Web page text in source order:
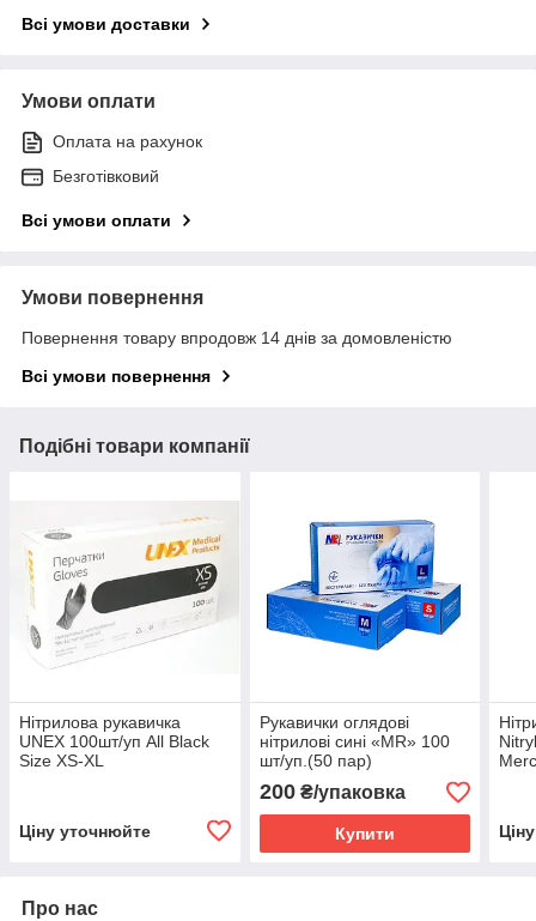
Всі умови доставки
Умови оплати
Оплата на рахунок
Безготівковий
Всі умови оплати
Умови повернення
Повернення товару впродовж 14 днів за домовленістю
Всі умови повернення
Подібні товари компанії
Нітрилова рукавичка
UNEX 100шт/уп All Black
Size XS-XL
Ціну уточнюйте
Рукавички оглядові
нітрилові сині «MR» 100
шт/уп.(50 пар)
200₴/упаковка
Купити
Про нас